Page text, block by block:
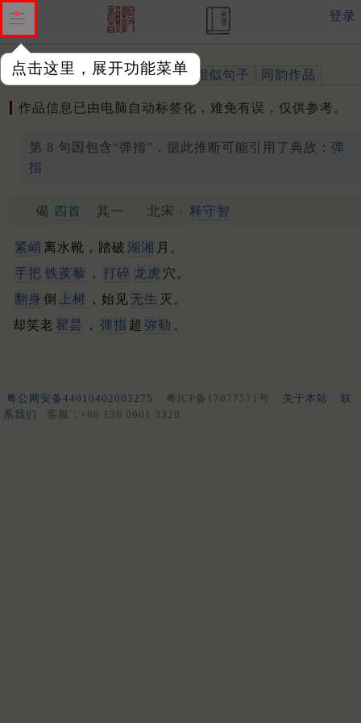
点击这里，展开功能菜单
登录
作品 标注四声 出处、引用 相似句子 同韵作品
作品信息已由电脑自动标签化，难免有误，仅供参考。
第 8 句因包含“弹指”，据此推断可能引用了典故： 弹
指
偈 四首 其一 北宋 · 释守智
紧峭 离水靴，踏破 湖湘 月。
手把 铁蒺藜 ， 打碎 龙虎 穴。
翻身 倒 上树 ，始见 无生 灭。
却笑老 瞿昙 ， 弹指 超 弥勒 。
粤公网安备44010402003275 粤ICP备17077571号 关于本站
联
系我们
客服：+86 136 0901 3320